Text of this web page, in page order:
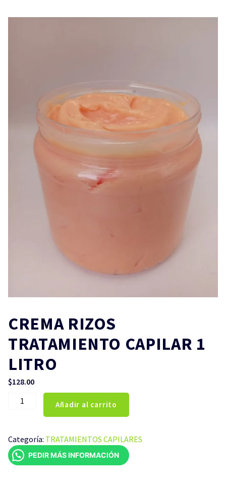
CREMA RIZOS
TRATAMIENTO CAPILAR 1
LITRO
$128.00
CREMA
CAPILAR
1
LITRO
Añadir al carrito
Categoría: TRATAMIENTOS CAPILARES
PEDIR MÁS INFORMACIÓN